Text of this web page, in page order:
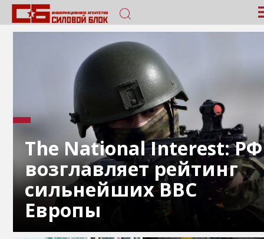
The National Interest: РФ
возглавляет рейтинг
сильнейших ВВС
Европы